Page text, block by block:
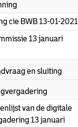
cie BWB 13-01-2021
13 januari
en sluiting
van de digitale
13 januari